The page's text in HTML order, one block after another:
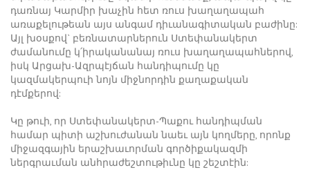
դառնայ Կարմիր խաչին հետ ռուս խաղաղապահ
առաքելութեան այս անգամ դիւանագիտական բաժինը:
Այլ խօսքով` բեռնատարներուն Ստեփանակերտ
ժամանումը կ՛իրականանայ ռուս խաղաղապահներով,
իսկ Արցախ-Ազրպէյճան հանդիպումը կը
կազմակերպուի նոյն միջնորդին քաղաքական
դէմքերով:
Կը թուի, որ Ստեփանակերտ-Պաքու հանդիպման
համար պիտի աշխուժանան նաեւ այն կողմերը, որոնք
միջազգային երաշխաւորման գործիքակազմի
ներգրաւման անհրաժեշտութիւնը կը շեշտէին: